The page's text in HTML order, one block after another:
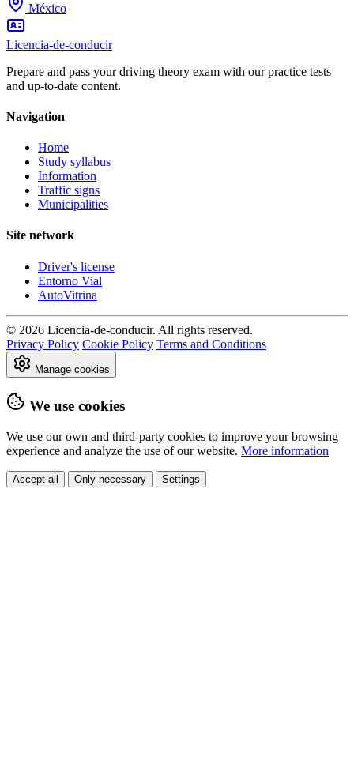
México
Licencia-de-conducir
Prepare and pass your driving theory exam with our practice tests
and up-to-date content.
Navigation
Home
Study syllabus
Information
Traffic signs
Municipalities
Site network
Driver's license
Entorno Vial
AutoVitrina
© 2026 Licencia-de-conducir. All rights reserved.
Privacy Policy Cookie Policy Terms and Conditions
Manage cookies
We use cookies
We use our own and third-party cookies to improve your browsing
experience and analyze the use of our website. More information
Accept all Only necessary Settings